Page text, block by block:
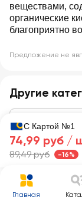
веществами,
органические
благоприятно
Предложение не
Другие
С Картой №1
74,99 руб /
89,49 руб -16%
Главная